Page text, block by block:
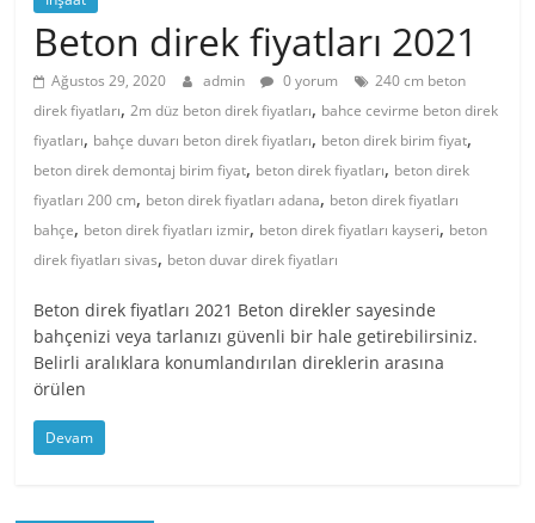
Beton direk fiyatları 2021
Ağustos 29, 2020 admin 0 yorum
240 cm beton
direk fiyatları,2m düz beton direk fiyatları, bahce cevirme beton direk
fiyatları, bahçe duvarı beton direk fiyatları, beton direk birim fiyat,
beton direk demontaj birim fiyat, beton direk fiyatları, beton direk
fiyatları 200 cm, beton direk fiyatları adana, beton direk fiyatları
bahçe, beton direk fiyatları izmir, beton direk fiyatları kayseri, beton
direk fiyatları sivas, beton duvar direk fiyatları
Beton direk fiyatları 2021 Beton direkler sayesinde
bahçenizi veya tarlanızı güvenli bir hale getirebilirsiniz.
Belirli aralıklara konumlandırılan direklerin arasına
örülen
Devam